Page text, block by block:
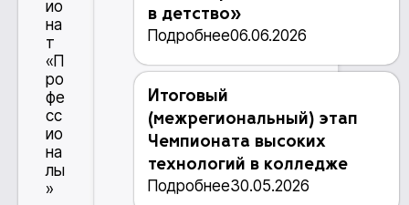
ио
на
т
«П
ро
фе
сс
ио
на
лы
»
в детство»
Подробнее06.06.2026
Итоговый
(межрегиональный) этап
Чемпионата высоких
технологий в колледже
Подробнее30.05.2026